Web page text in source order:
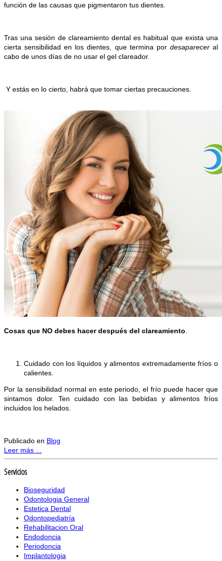
función de las causas que pigmentaron tus dientes.
Tras una sesión de clareamiento dental es habitual que exista una
cierta sensibilidad en los dientes, que termina por desapareceral
cabo de unos días de no usar el gel clareador.
Y estás en lo cierto, habrá que tomar ciertas precauciones.
Cosas que NO debes hacer después del clareamiento
Cuidado con los líquidos y alimentos extremadamente fríos o
calientes.
Por la sensibilidad normal en este periodo, el frío puede hacer que
sintamos dolor. Ten cuidado con las bebidas y alimentos fríos
incluidos los helados.
Publicado en Blog
Leer más ...
Servicios
Bioseguridad
Odontologia General
Estetica Dental
Odontopediatría
Rehabilitacion Oral
Endodoncia
Periodoncia
Implantologia